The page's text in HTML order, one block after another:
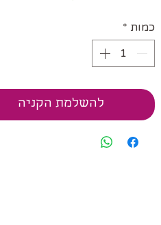
כמות *
להשלמת הקניה